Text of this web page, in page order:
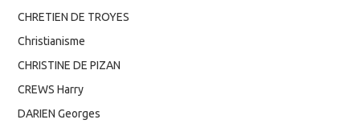
CHRETIEN DE TROYES
Christianisme
CHRISTINE DE PIZAN
CREWS Harry
DARIEN Georges